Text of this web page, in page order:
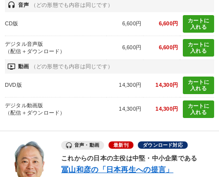
headset 音声 （どの形態でも内容は同じです）
CD版 6,600円 6,600円
カートに
入れる
デジタル音声版
（配信＋ダウンロード）
6,600円 6,600円
カートに
入れる
ondemand_video 動画 （どの形態でも内容は同じです）
DVD版 14,300円 14,300円
カートに
入れる
デジタル動画版
（配信＋ダウンロード）
14,300円 14,300円
カートに
入れる
音声・動画 最新刊 ダウンロード対応
これからの日本の主役は中堅・中小企業である
冨山和彦の「日本再生への提言」